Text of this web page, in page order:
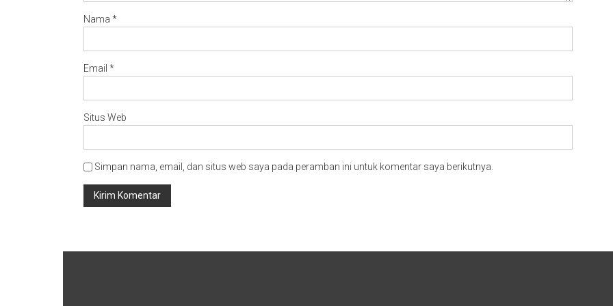
Nama *
Email *
Situs Web
Simpan nama, email, dan situs web saya pada peramban ini untuk komentar saya berikutnya.